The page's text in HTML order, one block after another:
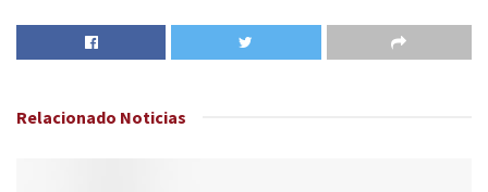
Relacionado Noticias